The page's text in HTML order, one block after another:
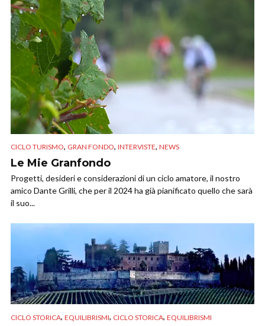
CICLO TURISMO, GRAN FONDO, INTERVISTE, NEWS
Le Mie Granfondo
Progetti, desideri e considerazioni di un ciclo amatore, il nostro
amico Dante Grilli, che per il 2024 ha già pianificato quello che sarà
il suo...
CICLO STORICA, EQUILIBRISMI, CICLO STORICA, EQUILIBRISMI